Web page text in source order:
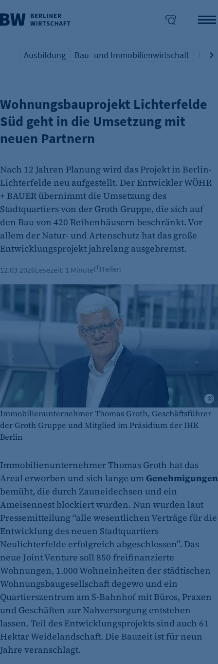
überspringen
Übersicht Schlagwort
Ausbildung
Übersicht Schlagwort
Bau- und Immobilienwirtschaft
NEUES STADTQUARTIER IM SÜDEN BERLINS
Wohnungsbauprojekt Lichterfelde
Süd geht in die Umsetzung mit
neuen Partnern
Nach 12 Jahren Planung wird das Projekt in Berlin-
Lichterfelde neu aufgestellt. Der Entwickler WÖHR
+ BAUER übernimmt die Umsetzung des
Stadtquartiers von der Groth Gruppe, die sich auf
den Bau von 420 Reihenhäusern beschränkt. Vor
allem der Natur- und Artenschutz hat das große
Entwicklungsprojekt jahrelang ausgebremst.
12.03.2026Lesezeit: 1 Minute Teilen
Immobilienunternehmer Thomas Groth, Geschäftsführer
der Groth Gruppe und Mitglied im Präsidium der IHK
Berlin
Immobilienunternehmer Thomas Groth hat das
Areal erworben und sich lange um Genehmigungen
bemüht, die durch Zauneidechsen und ein
Ameisennest blockiert wurden. Nun wurden laut
Pressemitteilung “alle wesentlichen Verträge für die
Entwicklung des neuen Stadtquartiers
Neulichterfelde erfolgreich abgeschlossen”. Das
neue Joint Venture soll 850 freifinanzierte
Wohnungen, 1.000 Wohneinheiten der städtischen
Wohnungsbaugesellschaft degewo und ein
Quartierszentrum am S-Bahnhof mit Büros, Praxen
und Geschäften zur Nahversorgung entstehen
lassen. Teil des Entwicklungsprojekts sind auch 61
Hektar Weidelandschaft. Die Bauzeit ist für neun
Jahre veranschlagt.